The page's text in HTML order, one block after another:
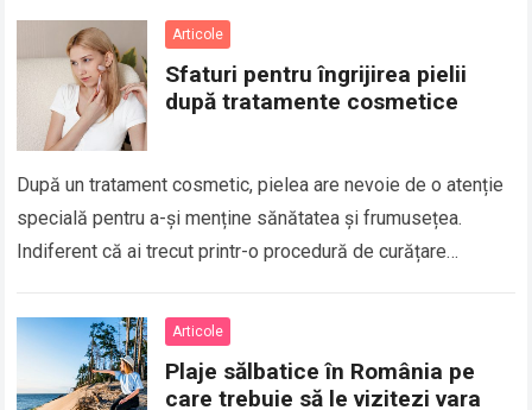
Articole
Sfaturi pentru îngrijirea pielii
după tratamente cosmetice
După un tratament cosmetic, pielea are nevoie de o atenție
specială pentru a-și menține sănătatea și frumusețea.
Indiferent că ai trecut printr-o procedură de curățare
Articole
Plaje sălbatice în România pe
care trebuie să le vizitezi vara